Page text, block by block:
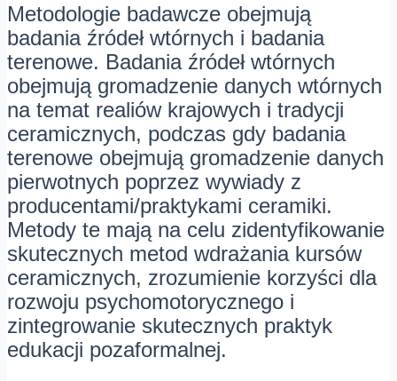
Metodologie badawcze obejmują
badania źródeł wtórnych i badania
terenowe. Badania źródeł wtórnych
obejmują gromadzenie danych wtórnych
na temat realiów krajowych i tradycji
ceramicznych, podczas gdy badania
terenowe obejmują gromadzenie danych
pierwotnych poprzez wywiady z
producentami/praktykami ceramiki.
Metody te mają na celu zidentyfikowanie
skutecznych metod wdrażania kursów
ceramicznych, zrozumienie korzyści dla
rozwoju psychomotorycznego i
zintegrowanie skutecznych praktyk
edukacji pozaformalnej.